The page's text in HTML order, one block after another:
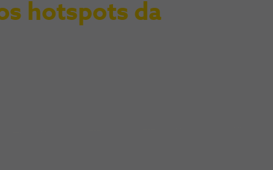
hotspots da